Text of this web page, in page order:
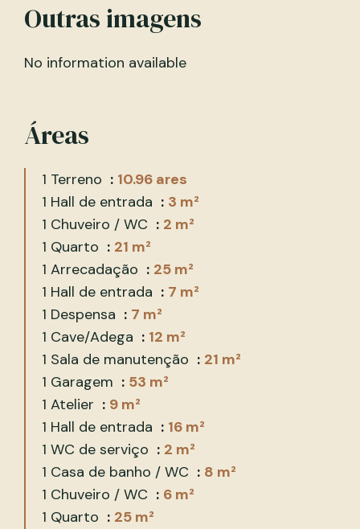
Outras imagens
No information available
Áreas
1 Terreno
10.96 ares
1 Hall de entrada
3 m²
1 Chuveiro / WC
2 m²
1 Quarto
21 m²
1 Arrecadação
25 m²
1 Hall de entrada
7 m²
1 Despensa
7 m²
1 Cave/Adega
12 m²
1 Sala de manutenção
21 m²
1 Garagem
53 m²
1 Atelier
9 m²
1 Hall de entrada
16 m²
1 WC de serviço
2 m²
1 Casa de banho / WC
8 m²
1 Chuveiro / WC
6 m²
1 Quarto
25 m²